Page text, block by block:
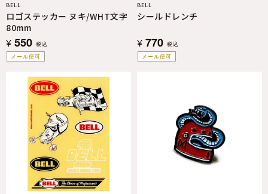
メール便可
BELL
ロゴステッカー ヌキ/WHT文字
80mm
¥ 550 税込
メール便可
BELL
シールドレンチ
¥ 770 税込